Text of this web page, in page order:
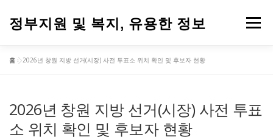
정부지원 및 복지, 유용한 정보 메뉴
홈 »2026년 창원 지방 선거(시장) 사전 투표소 위치 확인 및 후보자 현황
2026년 창원 지방 선거(시장) 사전 투표
소 위치 확인 및 후보자 현황